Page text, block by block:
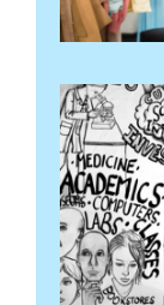
تفتیشی
تھیم
خود
رپورٹنگ
کی
سرگرمی
مزید پڑھ "